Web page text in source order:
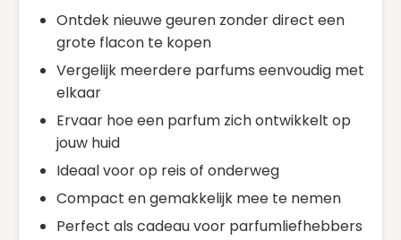
Ontdek nieuwe geuren zonder direct een
grote flacon te kopen
Vergelijk meerdere parfums eenvoudig met
elkaar
Ervaar hoe een parfum zich ontwikkelt op
jouw huid
Ideaal voor op reis of onderweg
Compact en gemakkelijk mee te nemen
Perfect als cadeau voor parfumliefhebbers